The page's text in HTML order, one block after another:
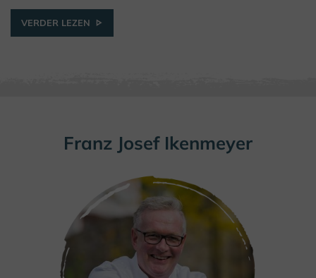
VERDER LEZEN
Franz Josef Ikenmeyer